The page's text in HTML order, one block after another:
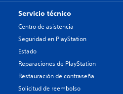
Servicio técnico
Centro de asistencia
Seguridad en PlayStation
Estado
Reparaciones de PlayStation
Restauración de contraseña
Solicitud de reembolso